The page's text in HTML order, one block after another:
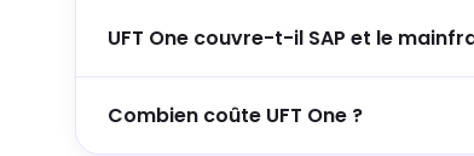
UFT One couvre-t-il SAP et le
Combien coûte UFT One ?